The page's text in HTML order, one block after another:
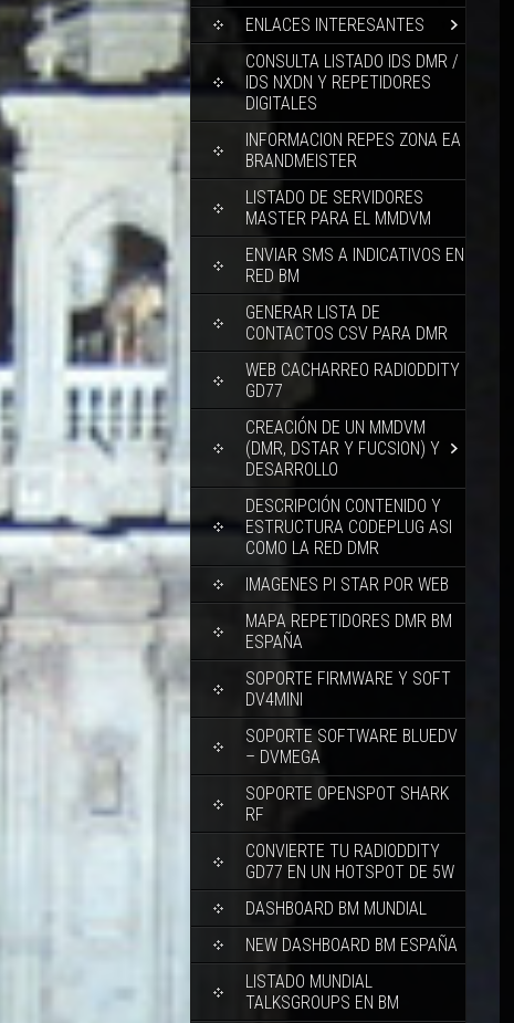
ENLACES INTERESANTES
CONSULTA LISTADO IDS DMR /
IDS NXDN Y REPETIDORES
DIGITALES
INFORMACION REPES ZONA EA
BRANDMEISTER
LISTADO DE SERVIDORES
MASTER PARA EL MMDVM
ENVIAR SMS A INDICATIVOS EN
RED BM
GENERAR LISTA DE
CONTACTOS CSV PARA DMR
WEB CACHARREO RADIODDITY
GD77
CREACIÓN DE UN MMDVM
(DMR, DSTAR Y FUCSION) Y
DESARROLLO
DESCRIPCIÓN CONTENIDO Y
ESTRUCTURA CODEPLUG ASI
COMO LA RED DMR
IMAGENES PI STAR POR WEB
MAPA REPETIDORES DMR BM
ESPAÑA
SOPORTE FIRMWARE Y SOFT
DV4MINI
SOPORTE SOFTWARE BLUEDV
– DVMEGA
SOPORTE OPENSPOT SHARK
RF
CONVIERTE TU RADIODDITY
GD77 EN UN HOTSPOT DE 5W
DASHBOARD BM MUNDIAL
NEW DASHBOARD BM ESPAÑA
LISTADO MUNDIAL
TALKSGROUPS EN BM